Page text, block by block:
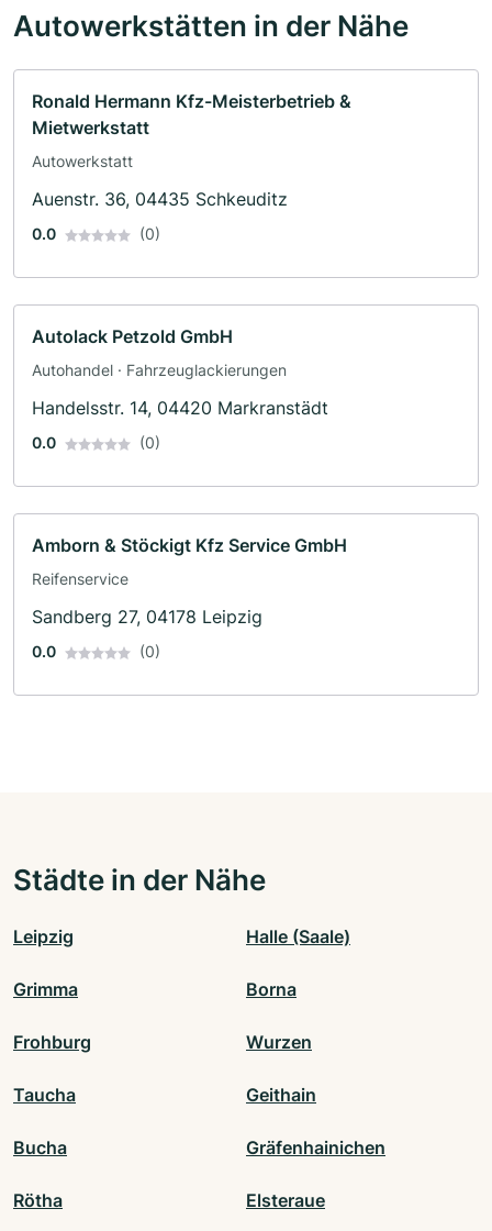
Autowerkstätten in der Nähe
Ronald Hermann Kfz-Meisterbetrieb &
Mietwerkstatt
Autowerkstatt
Auenstr. 36, 04435 Schkeuditz
0.0 (0)
Autolack Petzold GmbH
Autohandel · Fahrzeuglackierungen
Handelsstr. 14, 04420 Markranstädt
0.0 (0)
Amborn & Stöckigt Kfz Service GmbH
Reifenservice
Sandberg 27, 04178 Leipzig
0.0 (0)
Städte in der Nähe
Leipzig Halle (Saale)
Grimma Borna
Frohburg Wurzen
Taucha Geithain
Bucha Gräfenhainichen
Rötha Elsteraue